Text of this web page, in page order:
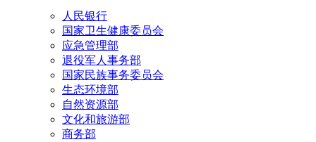
人民银行
国家卫生健康委员会
应急管理部
退役军人事务部
国家民族事务委员会
生态环境部
自然资源部
文化和旅游部
商务部